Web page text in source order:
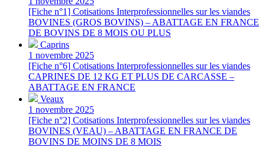
[Fiche n°1] Cotisations Interprofessionnelles sur les viandes
BOVINES (GROS BOVINS) – ABATTAGE EN FRANCE
DE BOVINS DE 8 MOIS OU PLUS
Caprins
1 novembre 2025
[Fiche n°6] Cotisations Interprofessionnelles sur les viandes
CAPRINES DE 12 KG ET PLUS DE CARCASSE –
ABATTAGE EN FRANCE
Veaux
1 novembre 2025
[Fiche n°2] Cotisations Interprofessionnelles sur les viandes
BOVINES (VEAU) – ABATTAGE EN FRANCE DE
BOVINS DE MOINS DE 8 MOIS